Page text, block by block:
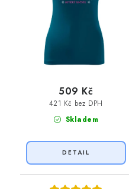
Skladem
421 Kč bez DPH
509 Kč